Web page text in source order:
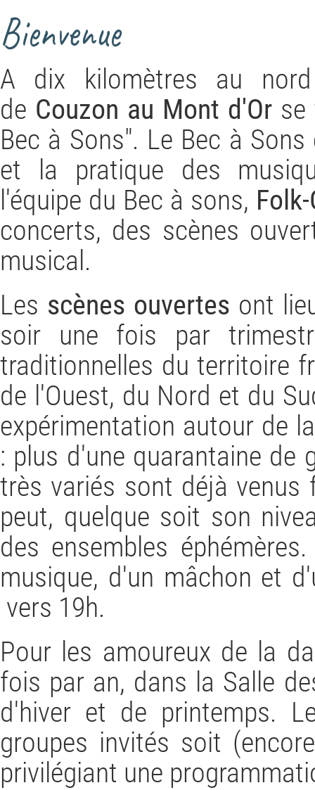
Bienvenue
A dix kilomètres au
de Couzon au Mont d'Or se
Bec à Sons". Le Bec à
et la pratique des
l'équipe du Bec à sons,
concerts, des scènes
musical.
Les scènes ouvertes ont
soir une fois par
traditionnelles du territoire
de l'Ouest, du Nord et du
expérimentation autour de
: plus d'une quarantaine de
très variés sont déjà venus
peut, quelque soit son
des ensembles
musique, d'un mâchon et
vers 19h.
Pour les amoureux de la
fois par an, dans la Salle
d'hiver et de printemps.
groupes invités soit
privilégiant une